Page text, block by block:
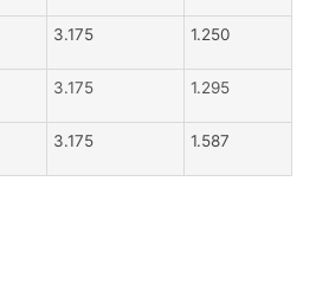
3.175 1.250
3.175 1.295
3.175 1.587